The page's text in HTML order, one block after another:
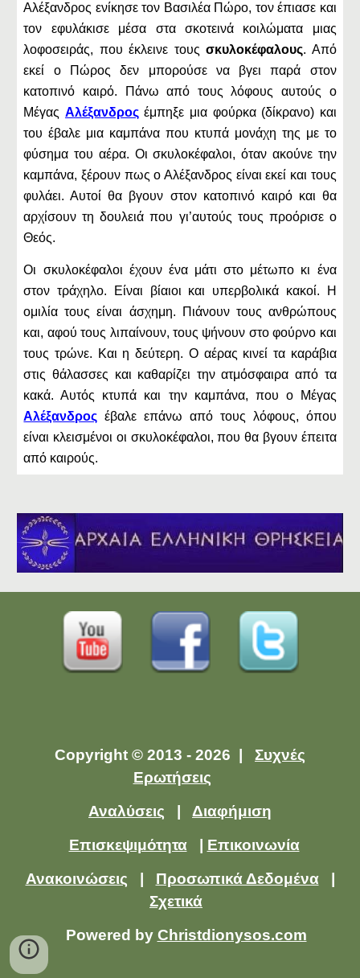
Αλέξανδρος ενίκησε τον Βασιλέα Πώρο, τον έπιασε και
τον εφυλάκισε μέσα στα σκοτεινά κοιλώματα μιας
λοφοσειράς, που έκλεινε τουςσκυλοκέφαλους. Από
εκεί ο Πώρος δεν μπορούσε να βγει παρά στον
κατοπινό καιρό. Πάνω από τους λόφους αυτούς ο
Μέγας Αλέξανδροςέμπηξε μια φούρκα (δίκρανο) και
του έβαλε μια καμπάνα που κτυπά μονάχη της με το
φύσημα του αέρα. Οι σκυλοκέφαλοι, όταν ακούνε την
καμπάνα, ξέρουν πως ο Αλέξανδρος είναι εκεί και τους
φυλάει. Αυτοί θα βγουν στον κατοπινό καιρό και θα
αρχίσουν τη δουλειά που γι’αυτούς τους προόρισε ο
Θεός.
Οι σκυλοκέφαλοι έχουν ένα μάτι στο μέτωπο κι ένα
στον τράχηλο. Είναι βίαιοι και υπερβολικά κακοί. Η
ομιλία τους είναι άσχημη. Πιάνουν τους ανθρώπους
και, αφού τους λιπαίνουν, τους ψήνουν στο φούρνο και
τους τρώνε. Και η δεύτερη. Ο αέρας κινεί τα καράβια
στις θάλασσες και καθαρίζει την ατμόσφαιρα από τα
κακά. Αυτός κτυπά και την καμπάνα, που ο Μέγας
Αλέξανδρος έβαλε επάνω από τους λόφους, όπου
είναι κλεισμένοι οι σκυλοκέφαλοι, που θα βγουν έπειτα
από καιρούς.
Copyright © 2013 - 2026 | Συχνές
Ερωτήσεις
Αναλύσεις
Διαφήμιση
Επισκεψιμότητα| Επικοινωνία
Ανακοινώσεις
Προσωπικά Δεδομένα|
Σχετικά
Powered by Christdionysos.com